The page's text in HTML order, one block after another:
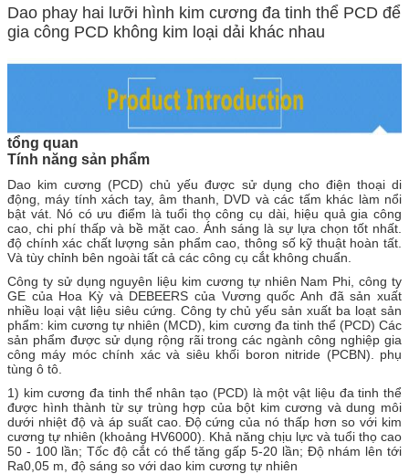
Dao phay hai lưỡi hình kim cương đa tinh thể PCD để
gia công PCD không kim loại dải khác nhau
tổng quan
Tính năng sản phẩm
Dao kim cương (PCD) chủ yếu được sử dụng cho điện thoại di
động, máy tính xách tay, âm thanh, DVD và các tấm khác làm nổi
bật vát. Nó có ưu điểm là tuổi thọ công cụ dài, hiệu quả gia công
cao, chi phí thấp và bề mặt cao. Ánh sáng là sự lựa chọn tốt nhất.
độ chính xác chất lượng sản phẩm cao, thông số kỹ thuật hoàn tất.
Và tùy chỉnh bên ngoài tất cả các công cụ cắt không chuẩn.
Công ty sử dụng nguyên liệu kim cương tự nhiên Nam Phi, công ty
GE của Hoa Kỳ và DEBEERS của Vương quốc Anh đã sản xuất
nhiều loại vật liệu siêu cứng. Công ty chủ yếu sản xuất ba loạt sản
phẩm: kim cương tự nhiên (MCD), kim cương đa tinh thể (PCD) Các
sản phẩm được sử dụng rộng rãi trong các ngành công nghiệp gia
công máy móc chính xác và siêu khối boron nitride (PCBN). phụ
tùng ô tô.
1) kim cương đa tinh thể nhân tạo (PCD) là một vật liệu đa tinh thể
được hình thành từ sự trùng hợp của bột kim cương và dung môi
dưới nhiệt độ và áp suất cao. Độ cứng của nó thấp hơn so với kim
cương tự nhiên (khoảng HV6000). Khả năng chịu lực và tuổi thọ cao
50 - 100 lần; Tốc độ cắt có thể tăng gấp 5-20 lần; Độ nhám lên tới
Ra0,05 m, độ sáng so với dao kim cương tự nhiên